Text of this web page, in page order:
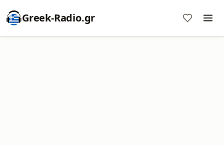
Greek-Radio.gr